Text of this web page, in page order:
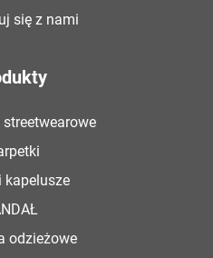
się z nami
kapelusze
odzieżowe